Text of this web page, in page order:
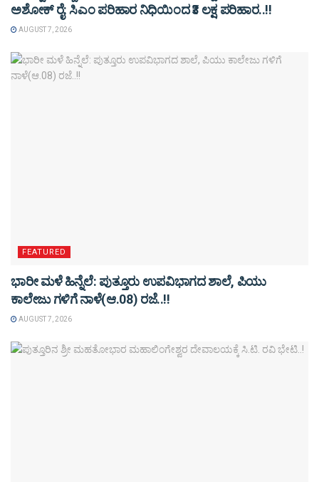
ಅಶೋಕ್ ರೈ: ಸಿಎಂ ಪರಿಹಾರ ನಿಧಿಯಿಂದ ₹3 ಲಕ್ಷ ಪರಿಹಾರ..!!
AUGUST 7, 2026
FEATURED
ಭಾರೀ ಮಳೆ ಹಿನ್ನೆಲೆ: ಪುತ್ತೂರು ಉಪವಿಭಾಗದ ಶಾಲೆ, ಪಿಯು
ಕಾಲೇಜು ಗಳಿಗೆ ನಾಳೆ(ಆ.08) ರಜೆ..!!
AUGUST 7, 2026